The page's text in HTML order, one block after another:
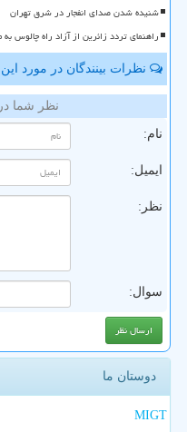
شنیده شدن صدای انفجار در شرق تهران
راهنمای تردد زائرین از آزاد راه چالوس
نظرات بینندگان در مورد
نظر شما
نام:
ایمیل:
نظر:
سوال:
دوستان ما
MIGT